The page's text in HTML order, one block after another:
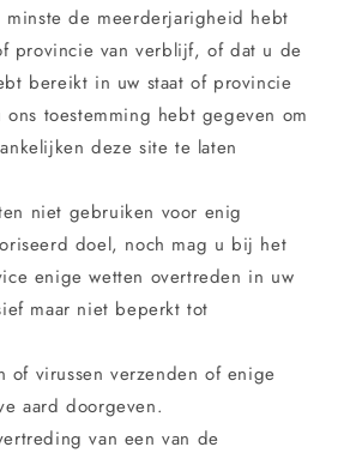
de meerderjarigheid hebt
provincie van verblijf, of dat u de
bereikt in uw staat of provincie
toestemming hebt gegeven om
deze site te laten
niet gebruiken voor enig
doel, noch mag u bij het
enige wetten overtreden in uw
maar niet beperkt tot
of virussen verzenden of enige
aard doorgeven.
van een van de